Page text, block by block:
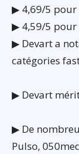
▶ 4,69/5 pour
▶ 4,59/5
▶ Devart a
catégories
▶ Devart
▶ De
Pulso,